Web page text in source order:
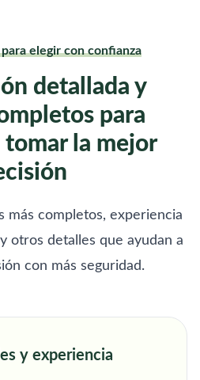
elegir con confianza
detallada y
para
la mejor
más completos, experiencia
otros detalles que ayudan a
con más seguridad.
y experiencia